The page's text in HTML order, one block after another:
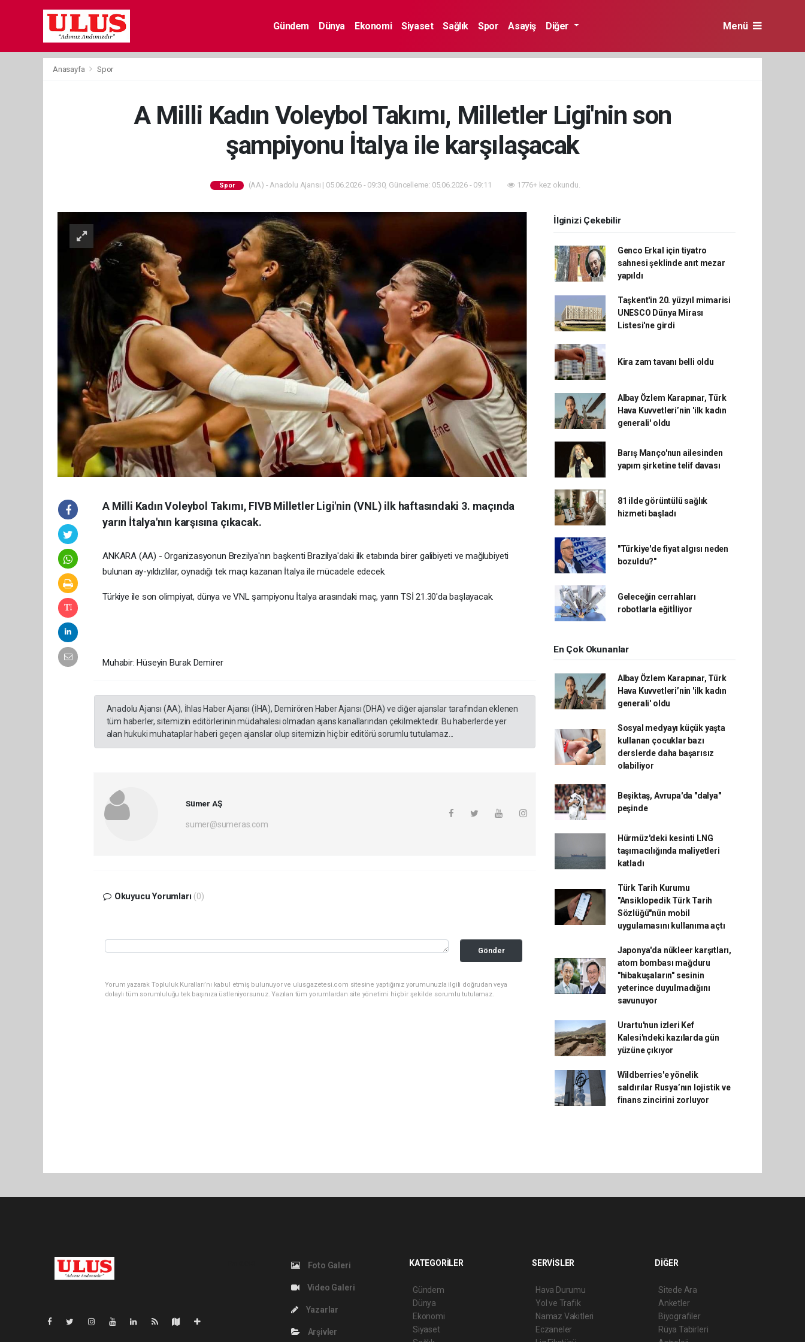
Gündem Dünya Ekonomi Siyaset Sağlık Spor Asayiş Diğer Menü
Anasayfa Spor
A Milli Kadın Voleybol Takımı, Milletler Ligi'nin son
şampiyonu İtalya ile karşılaşacak
Spor (AA) - Anadolu Ajansı | 05.06.2026 - 09:30, Güncelleme: 05.06.2026 - 09:11 1776+ kez okundu.
A Milli Kadın Voleybol Takımı, FIVB Milletler Ligi'nin (VNL) ilk haftasındaki 3. maçında
yarın İtalya'nın karşısına çıkacak.
ANKARA (AA) - Organizasyonun Brezilya'nın başkenti Brazilya'daki ilk etabında birer galibiyeti ve mağlubiyeti
bulunan ay-yıldızlılar, oynadığı tek maçı kazanan İtalya ile mücadele edecek.
Türkiye ile son olimpiyat, dünya ve VNL şampiyonu İtalya arasındaki maç, yarın TSİ 21.30'da başlayacak.
Muhabir: Hüseyin Burak Demirer
Anadolu Ajansı (AA), İhlas Haber Ajansı (İHA), Demirören Haber Ajansı (DHA) ve diğer ajanslar tarafından eklenen
tüm haberler, sitemizin editörlerinin müdahalesi olmadan ajans kanallarından çekilmektedir. Bu haberlerde yer
alan hukuki muhataplar haberi geçen ajanslar olup sitemizin hiç bir editörü sorumlu tutulamaz...
Sümer AŞ
sumer@sumeras.com
Okuyucu Yorumları (0)
Gönder
Yorum yazarak Topluluk Kuralları’nı kabul etmiş bulunuyor ve ulusgazetesi.com sitesine yaptığınız yorumunuzla ilgili doğrudan veya
dolaylı tüm sorumluluğu tek başınıza üstleniyorsunuz. Yazılan tüm yorumlardan site yönetimi hiçbir şekilde sorumlu tutulamaz.
İlginizi Çekebilir
Genco Erkal için tiyatro
sahnesi şeklinde anıt mezar
yapıldı
Taşkent'in 20. yüzyıl mimarisi
UNESCO Dünya Mirası
Listesi'ne girdi
Kira zam tavanı belli oldu
Albay Özlem Karapınar, Türk
Hava Kuvvetleri’nin 'ilk kadın
generali' oldu
Barış Manço'nun ailesinden
yapım şirketine telif davası
81 ilde görüntülü sağlık
hizmeti başladı
"Türkiye'de fiyat algısı neden
bozuldu?"
Geleceğin cerrahları
robotlarla eğitİliyor
En Çok Okunanlar
Albay Özlem Karapınar, Türk
Hava Kuvvetleri’nin 'ilk kadın
generali' oldu
Sosyal medyayı küçük yaşta
kullanan çocuklar bazı
derslerde daha başarısız
olabiliyor
Beşiktaş, Avrupa'da "dalya"
peşinde
Hürmüz'deki kesinti LNG
taşımacılığında maliyetleri
katladı
Türk Tarih Kurumu
"Ansiklopedik Türk Tarih
Sözlüğü"nün mobil
uygulamasını kullanıma açtı
Japonya'da nükleer karşıtları,
atom bombası mağduru
"hibakuşaların" sesinin
yeterince duyulmadığını
savunuyor
Urartu'nun izleri Kef
Kalesi'ndeki kazılarda gün
yüzüne çıkıyor
Wildberries'e yönelik
saldırılar Rusya’nın lojistik ve
finans zincirini zorluyor
Foto Galeri
Video Galeri
Yazarlar
Arşivler
KATEGORİLER
Gündem
Dünya
Ekonomi
Siyaset
SERVİSLER
Hava Durumu
Yol ve Trafik
Namaz Vakitleri
Eczaneler
DİĞER
Sitede Ara
Anketler
Biyografiler
Rüya Tabirleri